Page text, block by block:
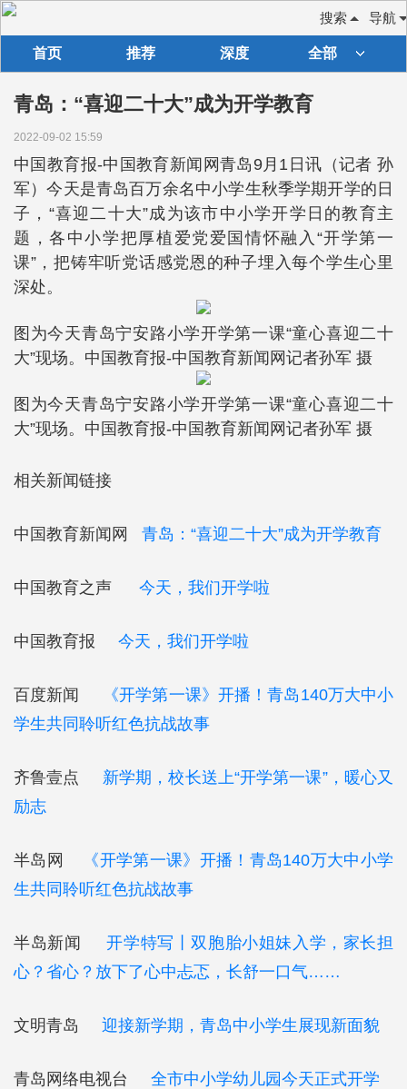
导航
搜索
首页 推荐 深度 全部
青岛：“喜迎二十大”成为开学教育
2022-09-02 15:59
中国教育报-中国教育新闻网青岛9月1日讯（记者 孙
军）今天是青岛百万余名中小学生秋季学期开学的日
子，“喜迎二十大”成为该市中小学开学日的教育主
题，各中小学把厚植爱党爱国情怀融入“开学第一
课”，把铸牢听党话感党恩的种子埋入每个学生心里
深处。
图为今天青岛宁安路小学开学第一课“童心喜迎二十
大”现场。中国教育报-中国教育新闻网记者孙军 摄
图为今天青岛宁安路小学开学第一课“童心喜迎二十
大”现场。中国教育报-中国教育新闻网记者孙军 摄
相关新闻链接
中国教育新闻网 青岛：“喜迎二十大”成为开学教育
中国教育之声 今天，我们开学啦
中国教育报 今天，我们开学啦
百度新闻
《开学第一课》开播！青岛140万大中小
学生共同聆听红色抗战故事
齐鲁壹点
新学期，校长送上“开学第一课”，暖心又
励志
半岛网
《开学第一课》开播！青岛140万大中小学
生共同聆听红色抗战故事
半岛新闻开学特写丨双胞胎小姐妹入学，家长担
心？省心？放下了心中忐忑，长舒一口气……
文明青岛 迎接新学期，青岛中小学生展现新面貌
青岛网络电视台 全市中小学幼儿园今天正式开学